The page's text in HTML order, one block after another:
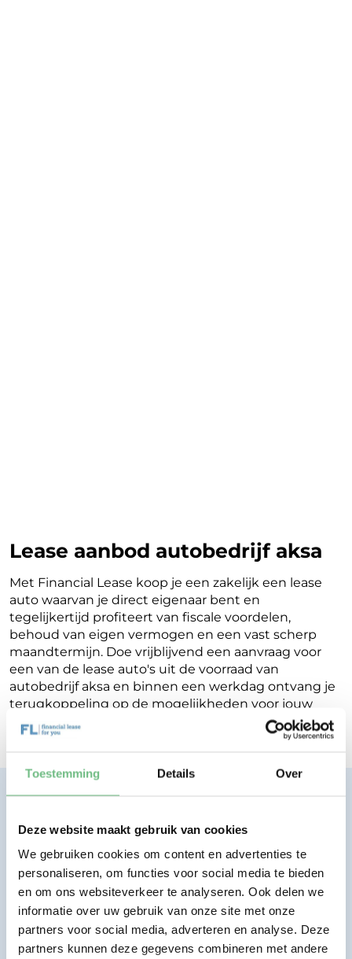
Toestemming Details Over
Deze website maakt gebruik van cookies
We gebruiken cookies om content en advertenties te
personaliseren, om functies voor social media te bieden
en om ons websiteverkeer te analyseren. Ook delen we
informatie over uw gebruik van onze site met onze
partners voor social media, adverteren en analyse. Deze
partners kunnen deze gegevens combineren met andere
Lease aanbod autobedrijf aksa
Met Financial Lease koop je een zakelijk een lease
auto waarvan je direct eigenaar bent en
tegelijkertijd profiteert van fiscale voordelen,
behoud van eigen vermogen en een vast scherp
maandtermijn. Doe vrijblijvend een aanvraag voor
een van de lease auto's uit de voorraad van
autobedrijf aksa en binnen een werkdag ontvang je
terugkoppeling op de mogelijkheden voor jouw
Financial Lease.
Eenvoudig, transparant, vertrouwd.
Bekijk lease aanbod